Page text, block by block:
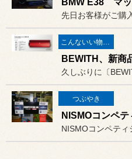
こんないい物が有りますよ！
BEWITH、新商
久しぶりに〔
つぶやき